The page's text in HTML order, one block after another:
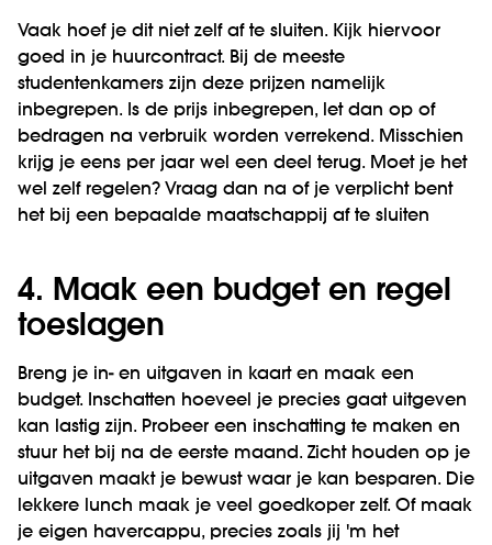
Vaak hoef je dit niet zelf af te sluiten. Kijk hiervoor
goed in je huurcontract. Bij de meeste
studentenkamers zijn deze prijzen namelijk
inbegrepen. Is de prijs inbegrepen, let dan op of
bedragen na verbruik worden verrekend. Misschien
krijg je eens per jaar wel een deel terug. Moet je het
wel zelf regelen? Vraag dan na of je verplicht bent
het bij een bepaalde maatschappij af te sluiten
4. Maak een budget en regel
toeslagen
Breng je in- en uitgaven in kaart en maak een
budget. Inschatten hoeveel je precies gaat uitgeven
kan lastig zijn. Probeer een inschatting te maken en
stuur het bij na de eerste maand. Zicht houden op je
uitgaven maakt je bewust waar je kan besparen. Die
lekkere lunch maak je veel goedkoper zelf. Of maak
je eigen havercappu, precies zoals jij 'm het